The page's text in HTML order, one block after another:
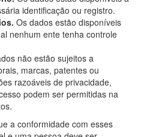
identificação ou registro.
Os dados estão disponíveis
nenhum ente tenha controle
não estão sujeitos a
marcas, patentes ou
razoáveis de privacidade,
podem ser permitidas na
a conformidade com esses